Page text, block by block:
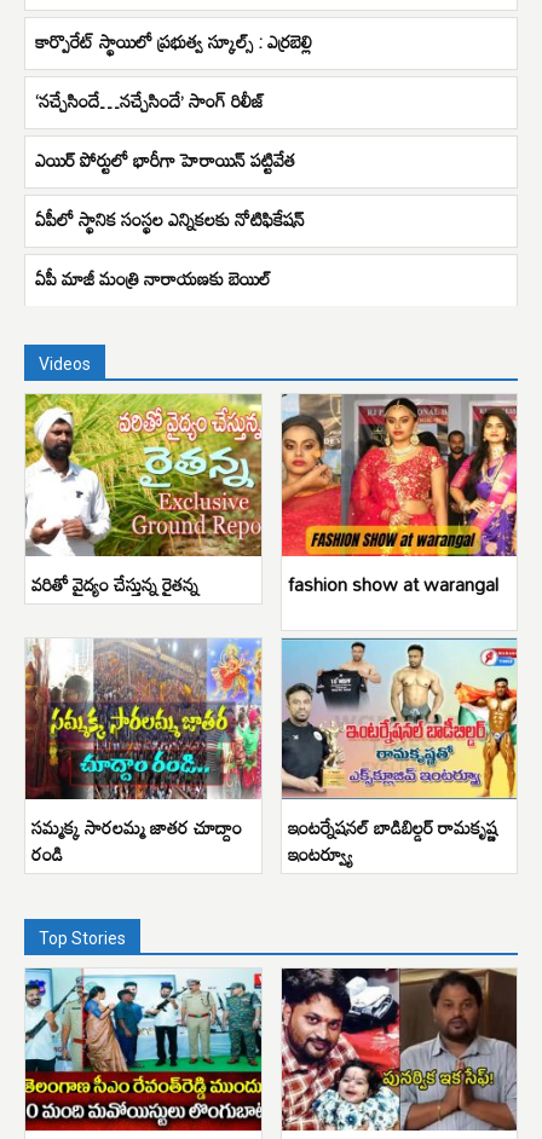
కార్పొరేట్ స్థాయిలో ప్రభుత్వ స్కూల్స్ : ఎర్రబెల్లి
‘నచ్చేసిందే…నచ్చేసిందే’ సాంగ్ రిలీజ్
ఎయిర్ పోర్టులో భారీగా హెరాయిన్ పట్టివేత
ఏపీలో స్థానిక సంస్థల ఎన్నికలకు నోటిఫికేషన్
ఏపీ మాజీ మంత్రి నారాయణకు బెయిల్
Videos
వరితో వైద్యం చేస్తున్న రైతన్న fashion show at warangal
సమ్మక్క సారలమ్మ జాతర చూద్దాం
రండి
ఇంటర్నేషనల్ బాడిబిల్డర్ రామకృష్ణ
ఇంటర్వ్యూ
Top Stories